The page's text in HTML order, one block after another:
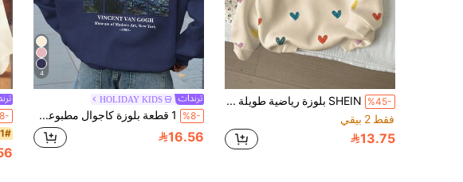
%45-
SHEIN بلوزة رياضية طويلة الأكمام فضفاضة وراحة للفتيات المراهقات، مناسبة للخريف/الشتاء
فقط 2 بيقي
13.75
4
HOLIDAY KIDS
%8- 1 قطعة بلوزة كاجوال مطبوعة للفتيات المراهقات، بطانة حرارية سميكة للطلاب في فصلي الخريف والشتاء، تصميم الكون للمهتمين بالنجوم
16.56 1# الأفضل مبيعا